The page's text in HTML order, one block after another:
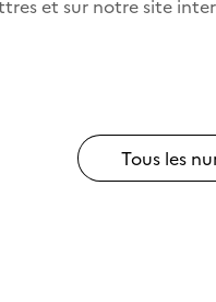
et sur notre site
Tous les